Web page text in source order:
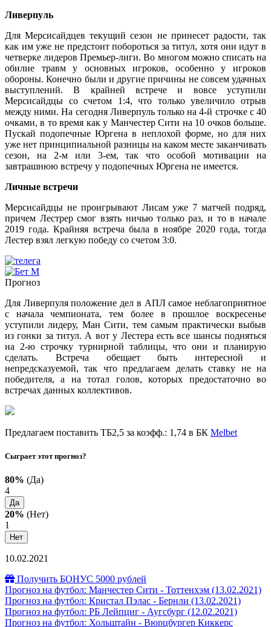
Ливерпуль
Для Мерсисайдцев текущий сезон не принесет радости, так
как им уже не предстоит побороться за титул, хотя они идут в
четверке лидеров Премьер-лиги. Во многом можно списать на
обилие травм у основных игроков, особенно у игроков
обороны. Конечно были и другие причины не совсем удачных
выступлений. В крайней встрече и вовсе уступили
Мерсисайдцы со счетом 1:4, что только увеличило отрыв
между ними. На сегодня Ливерпуль только на 4-й строчке с 40
очками, в то время как у Манчестер Сити на 10 очков больше.
Пускай подопечные Юргена в неплохой форме, но для них
уже нет принципиальной разницы на каком месте заканчивать
сезон, на 2-м или 3-ем, так что особой мотивации на
завтрашнюю встречу у подопечных Юргена не имеется.
Личные встречи
Мерсисайдцы не проигрывают Лисам уже 7 матчей подряд,
причем Лестрер смог взять ничью только раз, и то в начале
2019 года. Крайняя встреча была в ноябре 2020 года, тогда
Лестер взял легкую победу со счетом 3:0.
Прогноз
Для Ливерпуля положение дел в АПЛ самое неблагоприятное
с начала чемпионата, тем более в прошлое воскресенье
уступили лидеру, Ман Сити, тем самым практически выбыв
из гонки за титул. А вот у Лестера есть все шансы подняться
на 2-ю строчку турнирной таблицы, что они и планирую
сделать. Встреча обещает быть интересной и
непредсказуемой, так что предлагаем делать ставку не на
победителя, а на тотал голов, которых предостаточно во
встречах данных коллективов.
Предлагаем поставить ТБ2,5 за коэфф.: 1,74 в БК Melbet
Сыграет этот прогноз?
80% (Да)
4
Да
20% (Нет)
1
Нет
10.02.2021
Получить БОНУС 5000 рублей
Прогноз на футбол: Манчестер Сити - Тоттенхэм (13.02.2021)
Прогноз на футбол: Кристал Пэлас - Бернли (13.02.2021)
Прогноз на футбол: РБ Лейпциг - Аугсбург (12.02.2021)
Прогноз на футбол: Хольштайн - Вюрцбургер Киккерс